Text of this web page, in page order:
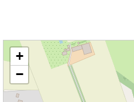
Kaart nieuws Middelburg. Locatie
Wilsonlaan
+
−